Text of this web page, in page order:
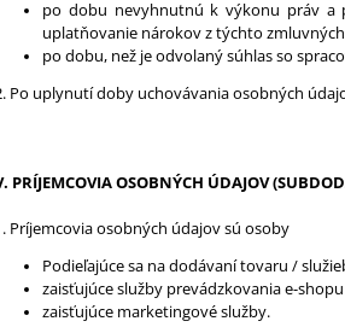
po dobu nevyhnutnú k výkonu práv a
uplatňovanie nárokov z týchto
po dobu, než je odvolaný súhlas so
Po uplynutí doby uchovávania osobných
PRÍJEMCOVIA OSOBNÝCH ÚDAJOV
Príjemcovia osobných údajov sú osoby
Podieľajúce sa na dodávaní tovaru /
zaisťujúce služby prevádzkovania e-
zaisťujúce marketingové služby.